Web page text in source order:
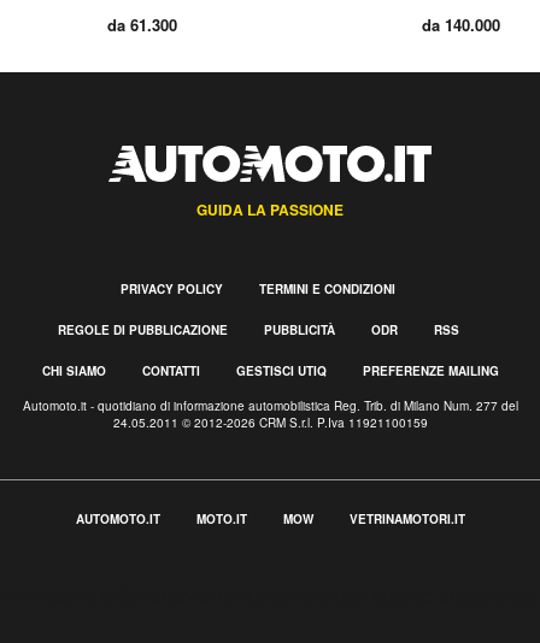
da 61.300
da 140.000
GUIDA LA PASSIONE
PRIVACY POLICY TERMINI E CONDIZIONI
REGOLE DI PUBBLICAZIONE PUBBLICITÀ ODR RSS
CHI SIAMO CONTATTI GESTISCI UTIQ PREFERENZE MAILING
Automoto.it - quotidiano di informazione automobilistica Reg. Trib. di Milano Num. 277 del
24.05.2011 © 2012-2026 CRM S.r.l. P.Iva 11921100159
AUTOMOTO.IT MOTO.IT MOW VETRINAMOTORI.IT